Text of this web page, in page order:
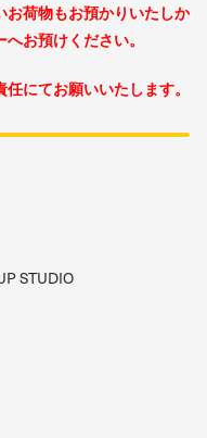
お荷物もお預かりいたしか
お預けください。
にてお願いいたします。
STUDIO